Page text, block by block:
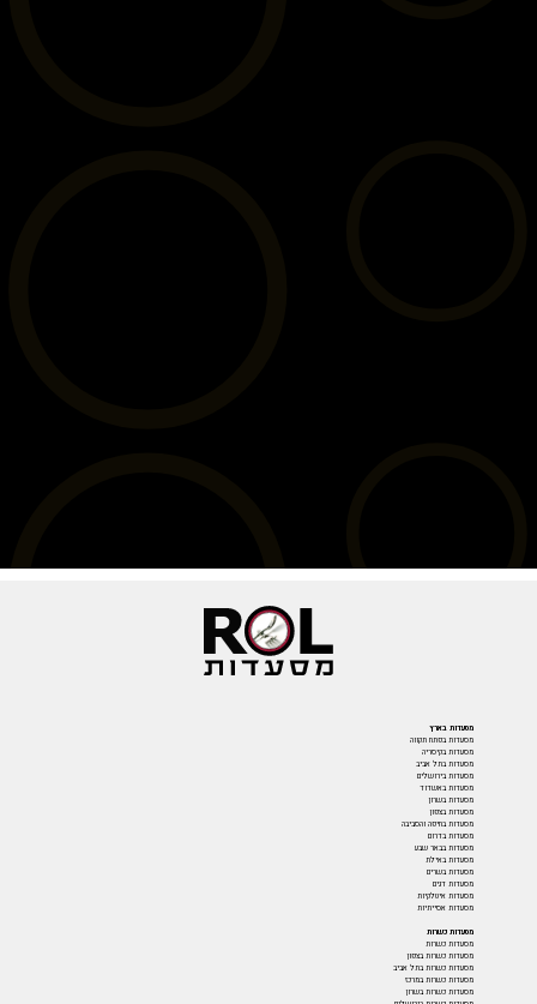
מסעדות בארץ
מסעדות בפתח תקווה
מסעדות בקיסריה
מסעדות בתל אביב
מסעדות בירושלים
מסעדות באשדוד
מסעדות בשרון
מסעדות בצפון
מסעדות בחיפה והסביבה
מסעדות בדרום
מסעדות בבאר שבע
מסעדות באילת
מסעדות בשרים
מסעדות דגים
מסעדות איטלקיות
מסעדות אסייתיות
מסעדות כשרות
מסעדות כשרות
מסעדות כשרות בצפון
מסעדות כשרות בתל אביב
מסעדות כשרות במרכז
מסעדות כשרות בשרון